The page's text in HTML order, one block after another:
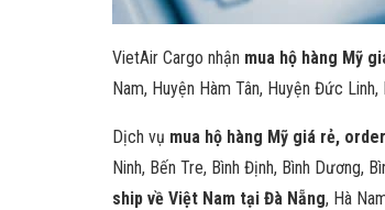
VietAir Cargo nhận mua hộ hàng Mỹ
Nam, Huyện Hàm Tân, Huyện Đức
Dịch vụ mua hộ hàng Mỹ giá rẻ,
Ninh, Bến Tre, Bình Định, Bình Dương,
ship về Việt Nam tại Đà Nẵng, Hà